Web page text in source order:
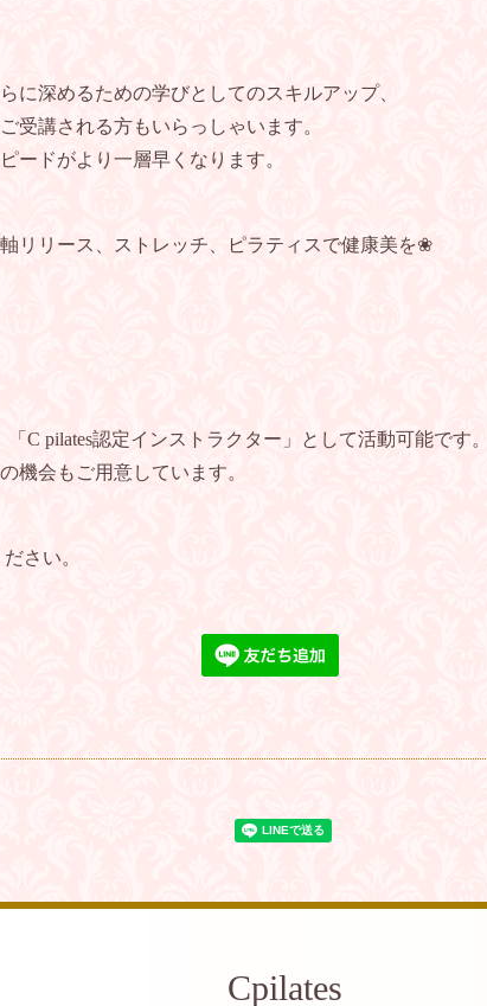
に深めるための学びとしてのスキルアップ、
受講される方もいらっしゃいます。
ードがより一層早くなります。
リリース、ストレッチ、ピラティスで健康美を❀
C pilates認定インストラクター」として活動可能です。
機会もご用意しています。
さい。
Cpilates